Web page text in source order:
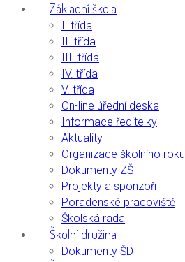
Základní škola
I. třída
II. třída
III. třída
IV. třída
V. třída
On-line úřední deska
Informace ředitelky
Aktuality
Organizace školního roku
Dokumenty ZŠ
Projekty a sponzoři
Poradenské pracoviště
Školská rada
Školní družina
Dokumenty ŠD